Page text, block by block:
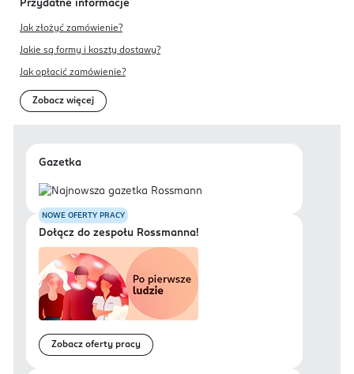
Przydatne informacje
Jak złożyć zamówienie?
Jakie są formy i koszty dostawy?
Jak opłacić zamówienie?
Zobacz więcej
Gazetka
NOWE OFERTY PRACY
Dołącz do zespołu Rossmanna!
Zobacz oferty pracy